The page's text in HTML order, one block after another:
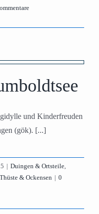
und Kinderfreuden
(gök). [...]
| Duingen & Ortsteile,
& Ockensen | 0